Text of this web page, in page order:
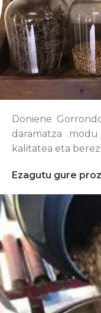
Doniene
daramatza
kalitatea eta
Ezagutu gure